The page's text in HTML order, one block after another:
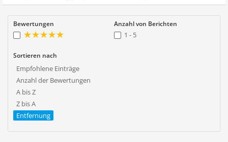
Bewertungen Anzahl von Berichten
1 - 5
Sortieren nach
Empfohlene Einträge
Anzahl der Bewertungen
A bis Z
Z bis A
Entfernung